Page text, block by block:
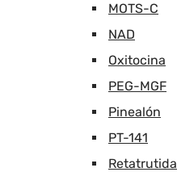
MOTS-C
NAD
Oxitocina
PEG-MGF
Pinealón
PT-141
Retatrutida